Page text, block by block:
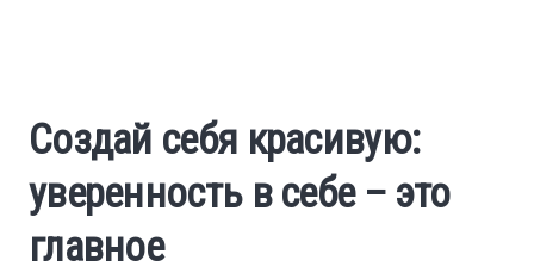
Finance
Investments
Создай себя красивую:
уверенность в себе – это
главное